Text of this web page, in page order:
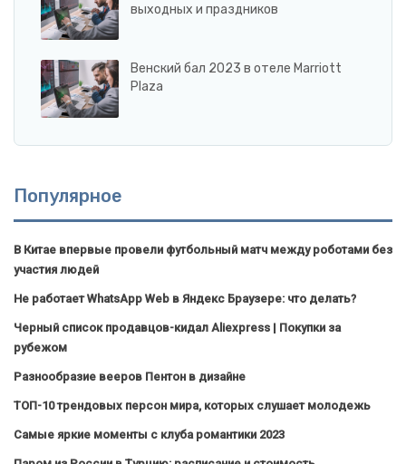
выходных и праздников
Венский бал 2023 в отеле Marriott
Plaza
Популярное
В Китае впервые провели футбольный матч между роботами без
участия людей
Не работает WhatsApp Web в Яндекс Браузере: что делать?
Черный список продавцов-кидал Aliexpress | Покупки за
рубежом
Разнообразие вееров Пентон в дизайне
ТОП-10 трендовых персон мира, которых слушает молодежь
Самые яркие моменты с клуба романтики 2023